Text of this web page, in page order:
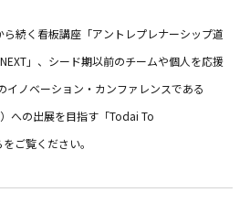
続く看板講座「アントレプレナーシップ道
」、シード期以前のチームや個人を応援
イノベーション・カンファレンスである
への出展を目指す「Todai To
ご覧ください。